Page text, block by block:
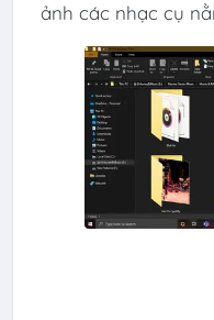
ảnh các nhạc cụ